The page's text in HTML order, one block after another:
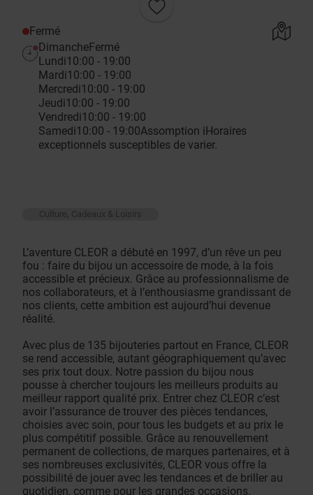
Fermé
DimancheFermé
Lundi10:00 - 19:00
Mardi10:00 - 19:00
Mercredi10:00 - 19:00
Jeudi10:00 - 19:00
Vendredi10:00 - 19:00
Samedi10:00 - 19:00Assomption i Horaires
exceptionnels susceptibles de varier.
Culture, Cadeaux & Loisirs
L’aventure CLEOR a débuté en 1997, d’un rêve un peu
fou : faire du bijou un accessoire de mode, à la fois
accessible et précieux. Grâce au professionnalisme de
nos collaborateurs, et à l’enthousiasme grandissant de
nos clients, cette ambition est aujourd’hui devenue
réalité.
Avec plus de 135 bijouteries partout en France, CLEOR
se rend accessible, autant géographiquement qu’avec
ses prix tout doux. Notre passion du bijou nous
pousse à chercher toujours les meilleurs produits au
meilleur rapport qualité prix. Entrer chez CLEOR c’est
avoir l’assurance de trouver des pièces tendances,
choisies avec soin, pour tous les budgets et au prix le
plus compétitif possible. Grâce au renouvellement
permanent de collections, de marques partenaires, et à
ses nombreuses exclusivités, CLEOR vous offre la
possibilité de jouer avec les tendances et de briller au
quotidien, comme pour les grandes occasions.